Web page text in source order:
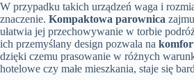
W przypadku takich urządzeń waga i
znaczenie. Kompaktowa parownica
ułatwia jej przechowywanie w torbie
ich przemyślany design pozwala na
dzięki czemu prasowanie w różnych
hotelowe czy małe mieszkania, staje się